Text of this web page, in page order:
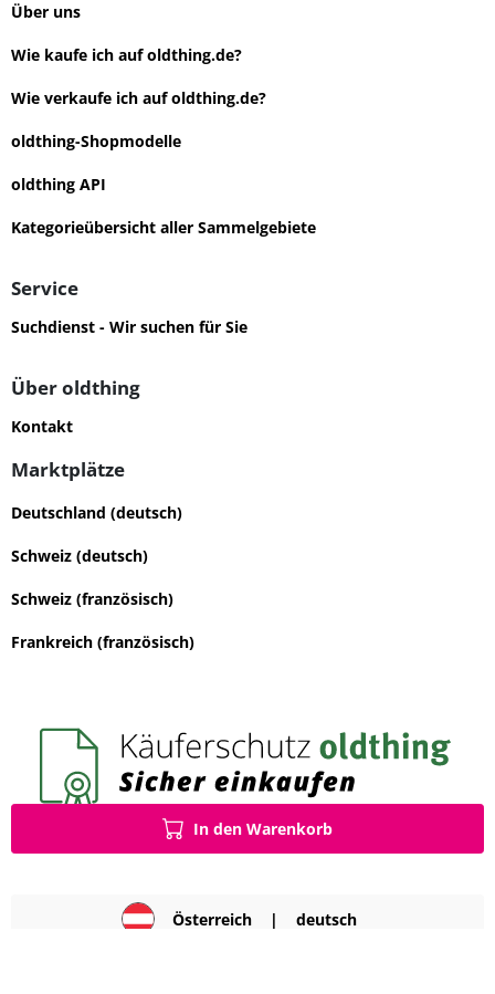
In den Warenkorb
Über uns
Wie kaufe ich auf oldthing.de?
Wie verkaufe ich auf oldthing.de?
oldthing-Shopmodelle
oldthing API
Kategorieübersicht aller Sammelgebiete
Service
Suchdienst - Wir suchen für Sie
Über oldthing
Kontakt
Marktplätze
Deutschland (deutsch)
Schweiz (deutsch)
Schweiz (französisch)
Frankreich (französisch)
Österreich | deutsch